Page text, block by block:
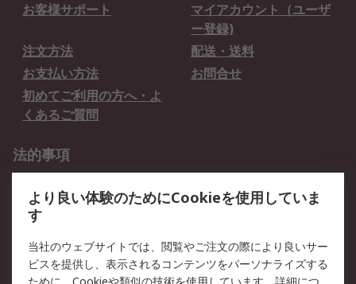
お客様サポート
マイアカウント（ユーザ
ー登録)
注文方法
配送・送料
お支払い方法
お問合せ
初めてご利用の方へ・よ
くあるご質問
法的事項
クッキーポリシー
RSについて
会社概要 採用情報
より良い体験のためにCookieを使用していま
す
当社のウェブサイトでは、閲覧やご注文の際により良いサー
ビスを提供し、表示されるコンテンツをパーソナライズする